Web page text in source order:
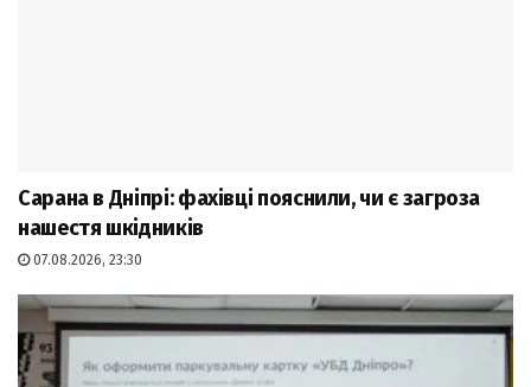
Сарана в Дніпрі: фахівці пояснили, чи є загроза
нашестя шкідників
07.08.2026, 23:30